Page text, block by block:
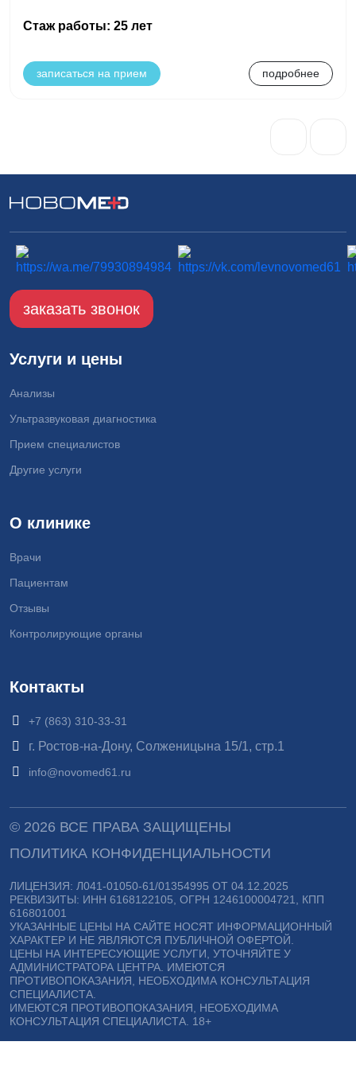
Стаж работы: 25 лет
записаться на прием подробнее
заказать звонок
Услуги и цены
Анализы
Ультразвуковая диагностика
Прием специалистов
Другие услуги
О клинике
Врачи
Пациентам
Отзывы
Контролирующие органы
Контакты
+7 (863) 310-33-31
г. Ростов-на-Дону, Солженицына 15/1, стр.1
info@novomed61.ru
© 2026 ВСЕ ПРАВА ЗАЩИЩЕНЫ
ПОЛИТИКА КОНФИДЕНЦИАЛЬНОСТИ
ЛИЦЕНЗИЯ: Л041-01050-61/01354995 ОТ 04.12.2025
РЕКВИЗИТЫ: ИНН 6168122105, ОГРН 1246100004721, КПП
616801001
УКАЗАННЫЕ ЦЕНЫ НА САЙТЕ НОСЯТ ИНФОРМАЦИОННЫЙ
ХАРАКТЕР И НЕ ЯВЛЯЮТСЯ ПУБЛИЧНОЙ ОФЕРТОЙ.
ЦЕНЫ НА ИНТЕРЕСУЮЩИЕ УСЛУГИ, УТОЧНЯЙТЕ У
АДМИНИСТРАТОРА ЦЕНТРА. ИМЕЮТСЯ
ПРОТИВОПОКАЗАНИЯ, НЕОБХОДИМА КОНСУЛЬТАЦИЯ
СПЕЦИАЛИСТА.
ИМЕЮТСЯ ПРОТИВОПОКАЗАНИЯ, НЕОБХОДИМА
КОНСУЛЬТАЦИЯ СПЕЦИАЛИСТА. 18+